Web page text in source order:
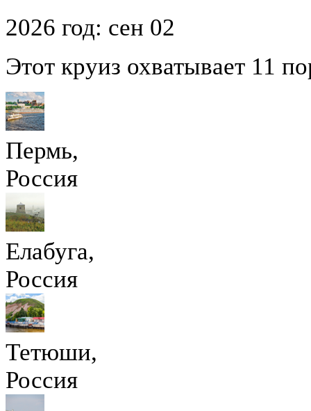
2026 год: сен 02
Этот круиз охватывает 11
Пермь,
Россия
Елабуга,
Россия
Тетюши,
Россия